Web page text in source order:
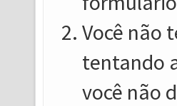
Você não
tentando
você não